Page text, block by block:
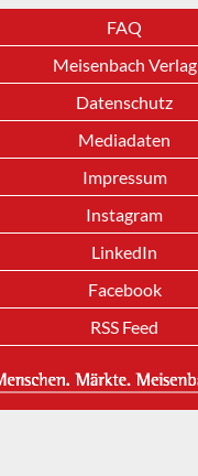
FAQ
Meisenbach Verlag
Datenschutz
Mediadaten
Impressum
Instagram
LinkedIn
Facebook
RSS Feed